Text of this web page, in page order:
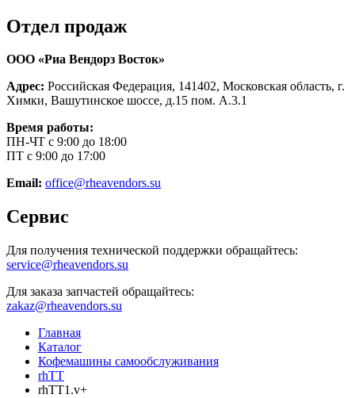
Отдел продаж
ООО «Риа Вендорз Восток»
Адрес: Российская Федерация, 141402, Московская область, г.
Химки, Вашутинское шоссе, д.15 пом. А.3.1
Время работы:
ПН-ЧТ с 9:00 до 18:00
ПТ с 9:00 до 17:00
Email: office@rheavendors.su
Сервис
Для получения технической поддержки обращайтесь:
service@rheavendors.su
Для заказа запчастей обращайтесь:
zakaz@rheavendors.su
Главная
Каталог
Кофемашины самообслуживания
rhTT
rhTT1.v+